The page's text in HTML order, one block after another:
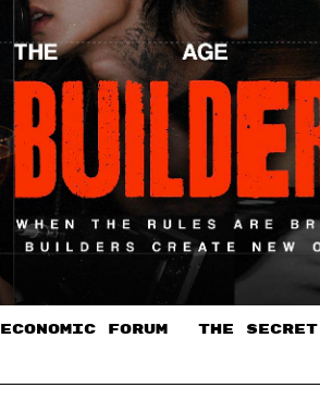
ECONOMIC FORUM THE